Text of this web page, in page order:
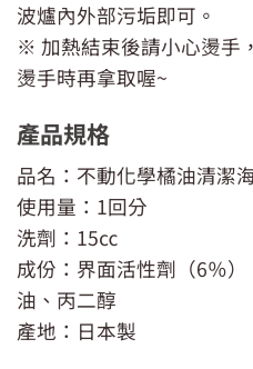
波爐內外部污垢即可。
※ 加熱結束後請小心燙手
燙手時再拿取喔~
產品規格
品名：不動化學橘油清潔
使用量：1回分
洗劑：15㏄
成份：界面活性劑（6％
油、丙二醇
產地：日本製